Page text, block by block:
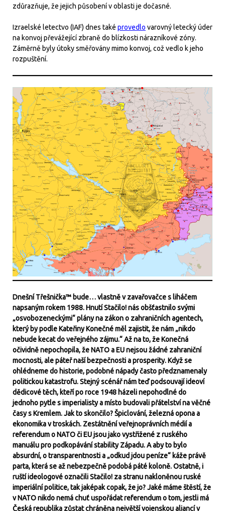
zdůrazňuje, že jejich působení v oblasti je dočasné.
Izraelské letectvo (IAF) dnes také provedlo varovný letecký úder
na konvoj převážející zbraně do blízkosti nárazníkové zóny.
Záměrně byly útoky směřovány mimo konvoj, což vedlo k jeho
rozpuštění.
Dnešní Třešnička™ bude… vlastně v zavařovačce s liháčem
napsaným rokem 1988. Hnutí Stačilo! nás obšťastnilo svými
„osvobozeneckými“ plány na zákon o zahraničních agentech,
který by podle Kateřiny Konečné měl zajistit, že nám „nikdo
nebude kecat do veřejného zájmu.“ Až na to, že Konečná
očividně nepochopila, že NATO a EU nejsou žádné zahraniční
mocnosti, ale páteř naší bezpečnosti a prosperity. Když se
ohlédneme do historie, podobné nápady často předznamenaly
politickou katastrofu. Stejný scénář nám teď podsouvají ideoví
dědicové těch, kteří po roce 1948 házeli nepohodlné do
jednoho pytle s imperialisty a místo budovali přátelství na věčné
časy s Kremlem. Jak to skončilo? Špiclování, železná opona a
ekonomika v troskách. Zestátnění veřejnoprávních médií a
referendum o NATO či EU jsou jako vystřižené z ruského
manuálu pro podkopávání stability Západu. A aby to bylo
absurdní, o transparentnosti a „odkud jdou peníze“ káže právě
parta, která se až nebezpečně podobá páté koloně. Ostatně, i
ruští ideologové označili Stačilo! za stranu nakloněnou ruské
imperiální politice, tak jaképak copak, že jo? Jaké máme štěstí, že
v NATO nikdo nemá chuť uspořádat referendum o tom, jestli má
Česká republika zůstat chráněna největší vojenskou aliancí v